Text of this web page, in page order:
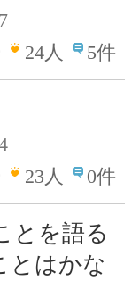
24人 5件
23人 0件
とを語る
とはかな